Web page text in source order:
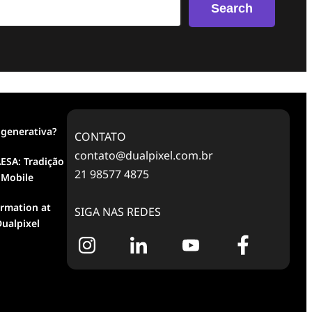
Search
Tradição
at
CONTATO
contato@dualpixel.com.br
21 98577 4875
SIGA NAS REDES